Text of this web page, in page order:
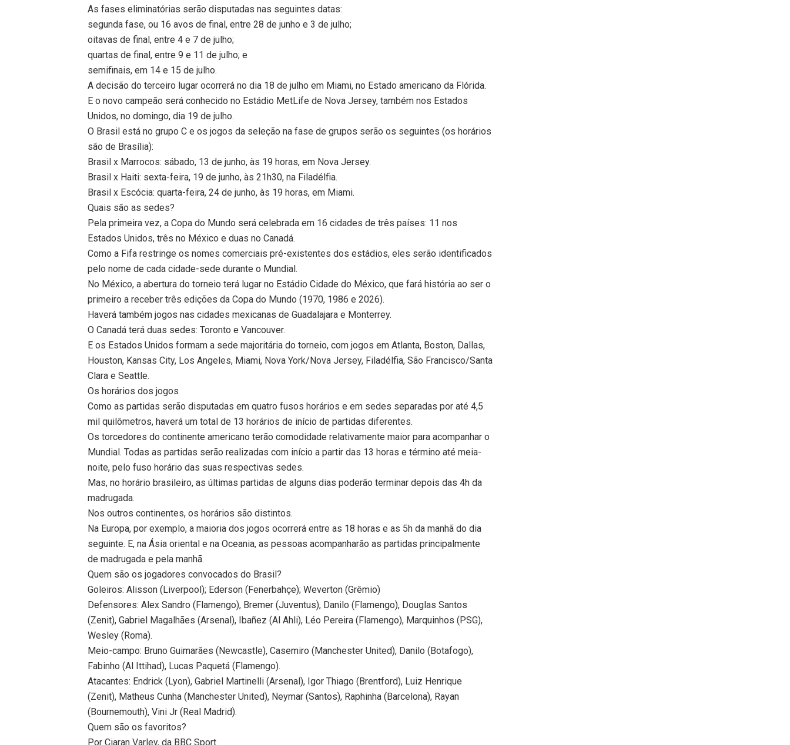
As fases eliminatórias serão disputadas nas seguintes datas:
segunda fase, ou 16 avos de final, entre 28 de junho e 3 de julho;
oitavas de final, entre 4 e 7 de julho;
quartas de final, entre 9 e 11 de julho; e
semifinais, em 14 e 15 de julho.
A decisão do terceiro lugar ocorrerá no dia 18 de julho em Miami, no Estado americano da Flórida.
E o novo campeão será conhecido no Estádio MetLife de Nova Jersey, também nos Estados
Unidos, no domingo, dia 19 de julho.
O Brasil está no grupo C e os jogos da seleção na fase de grupos serão os seguintes (os horários
são de Brasília):
Brasil x Marrocos: sábado, 13 de junho, às 19 horas, em Nova Jersey.
Brasil x Haiti: sexta-feira, 19 de junho, às 21h30, na Filadélfia.
Brasil x Escócia: quarta-feira, 24 de junho, às 19 horas, em Miami.
Quais são as sedes?
Pela primeira vez, a Copa do Mundo será celebrada em 16 cidades de três países: 11 nos
Estados Unidos, três no México e duas no Canadá.
Como a Fifa restringe os nomes comerciais pré-existentes dos estádios, eles serão identificados
pelo nome de cada cidade-sede durante o Mundial.
No México, a abertura do torneio terá lugar no Estádio Cidade do México, que fará história ao ser o
primeiro a receber três edições da Copa do Mundo (1970, 1986 e 2026).
Haverá também jogos nas cidades mexicanas de Guadalajara e Monterrey.
O Canadá terá duas sedes: Toronto e Vancouver.
E os Estados Unidos formam a sede majoritária do torneio, com jogos em Atlanta, Boston, Dallas,
Houston, Kansas City, Los Angeles, Miami, Nova York/Nova Jersey, Filadélfia, São Francisco/Santa
Clara e Seattle.
Os horários dos jogos
Como as partidas serão disputadas em quatro fusos horários e em sedes separadas por até 4,5
mil quilômetros, haverá um total de 13 horários de início de partidas diferentes.
Os torcedores do continente americano terão comodidade relativamente maior para acompanhar o
Mundial. Todas as partidas serão realizadas com início a partir das 13 horas e término até meia-
noite, pelo fuso horário das suas respectivas sedes.
Mas, no horário brasileiro, as últimas partidas de alguns dias poderão terminar depois das 4h da
madrugada.
Nos outros continentes, os horários são distintos.
Na Europa, por exemplo, a maioria dos jogos ocorrerá entre as 18 horas e as 5h da manhã do dia
seguinte. E, na Ásia oriental e na Oceania, as pessoas acompanharão as partidas principalmente
de madrugada e pela manhã.
Quem são os jogadores convocados do Brasil?
Goleiros: Alisson (Liverpool); Ederson (Fenerbahçe); Weverton (Grêmio)
Defensores: Alex Sandro (Flamengo), Bremer (Juventus), Danilo (Flamengo), Douglas Santos
(Zenit), Gabriel Magalhães (Arsenal), Ibañez (Al Ahli), Léo Pereira (Flamengo), Marquinhos (PSG),
Wesley (Roma).
Meio-campo: Bruno Guimarães (Newcastle), Casemiro (Manchester United), Danilo (Botafogo),
Fabinho (Al Ittihad), Lucas Paquetá (Flamengo).
Atacantes: Endrick (Lyon), Gabriel Martinelli (Arsenal), Igor Thiago (Brentford), Luiz Henrique
(Zenit), Matheus Cunha (Manchester United), Neymar (Santos), Raphinha (Barcelona), Rayan
(Bournemouth), Vini Jr (Real Madrid).
Quem são os favoritos?
Por Ciaran Varley, da BBC Sport